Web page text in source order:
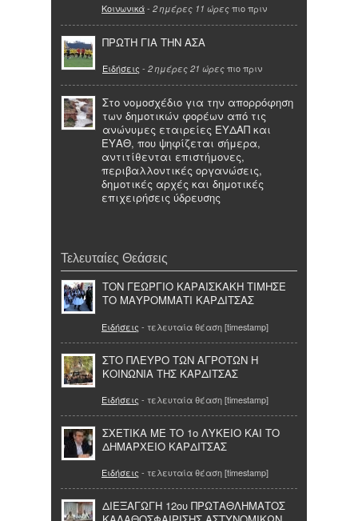
Κοινωνικά- 2 ημέρες 11 ώρες πιο πριν
ΠΡΩΤΗ ΓΙΑ ΤΗΝ ΑΣΑ
Ειδήσεις - 2 ημέρες 21 ώρες πιο πριν
Στο νομοσχέδιο για την απορρόφηση
των δημοτικών φορέων από τις
ανώνυμες εταιρείες ΕΥΔΑΠ και
ΕΥΑΘ, που ψηφίζεται σήμερα,
αντιτίθενται επιστήμονες,
περιβαλλοντικές οργανώσεις,
δημοτικές αρχές και δημοτικές
επιχειρήσεις ύδρευσης
Τελευταίες Θεάσεις
ΤΟΝ ΓΕΩΡΓΙΟ ΚΑΡΑΙΣΚΑΚΗ ΤΙΜΗΣΕ
ΤΟ ΜΑΥΡΟΜΜΑΤΙ ΚΑΡΔΙΤΣΑΣ
Ειδήσεις - τελευταία θέαση [timestamp]
ΣΤΟ ΠΛΕΥΡΟ ΤΩΝ ΑΓΡΟΤΩΝ Η
ΚΟΙΝΩΝΙΑ ΤΗΣ ΚΑΡΔΙΤΣΑΣ
Ειδήσεις - τελευταία θέαση [timestamp]
ΣΧΕΤΙΚΑ ΜΕ ΤΟ 1ο ΛΥΚΕΙΟ ΚΑΙ ΤΟ
ΔΗΜΑΡΧΕΙΟ ΚΑΡΔΙΤΣΑΣ
Ειδήσεις - τελευταία θέαση [timestamp]
ΔΙΕΞΑΓΩΓΗ 12ου ΠΡΩΤΑΘΛΗΜΑΤΟΣ